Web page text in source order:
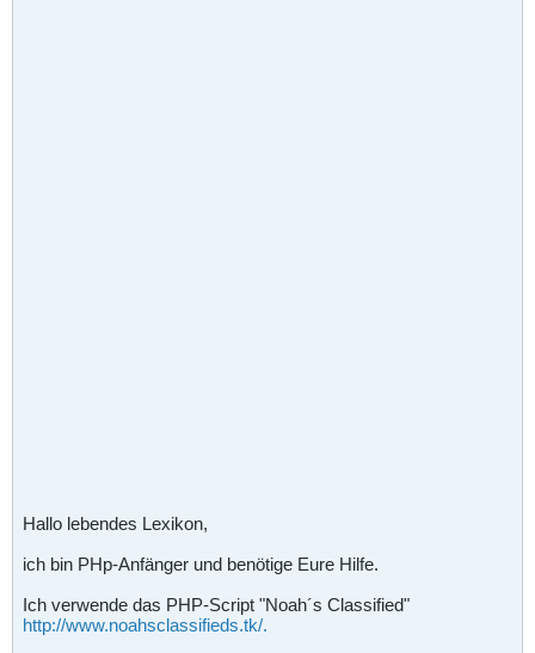
Hallo lebendes Lexikon,
ich bin PHp-Anfänger und benötige Eure Hilfe.
Ich verwende das PHP-Script "Noah´s Classified"
http://www.noahsclassifieds.tk/.